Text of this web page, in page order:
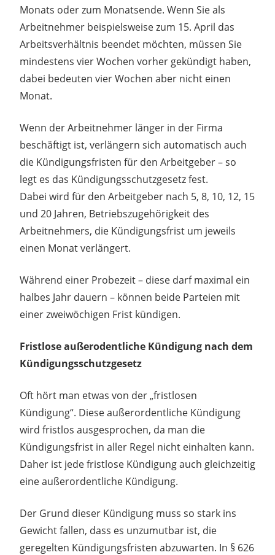
Monats oder zum Monatsende. Wenn Sie als
Arbeitnehmer beispielsweise zum 15. April das
Arbeitsverhältnis beendet möchten, müssen Sie
mindestens vier Wochen vorher gekündigt haben,
dabei bedeuten vier Wochen aber nicht einen
Monat.
Wenn der Arbeitnehmer länger in der Firma
beschäftigt ist, verlängern sich automatisch auch
die Kündigungsfristen für den Arbeitgeber – so
legt es das Kündigungsschutzgesetz fest.
Dabei wird für den Arbeitgeber nach 5, 8, 10, 12, 15
und 20 Jahren, Betriebszugehörigkeit des
Arbeitnehmers, die Kündigungsfrist um jeweils
einen Monat verlängert.
Während einer Probezeit – diese darf maximal ein
halbes Jahr dauern – können beide Parteien mit
einer zweiwöchigen Frist kündigen.
Fristlose außerodentliche Kündigung nach dem
Kündigungsschutzgesetz
Oft hört man etwas von der „fristlosen
Kündigung“. Diese außerordentliche Kündigung
wird fristlos ausgesprochen, da man die
Kündigungsfrist in aller Regel nicht einhalten kann.
Daher ist jede fristlose Kündigung auch gleichzeitig
eine außerordentliche Kündigung.
Der Grund dieser Kündigung muss so stark ins
Gewicht fallen, dass es unzumutbar ist, die
geregelten Kündigungsfristen abzuwarten. In § 626